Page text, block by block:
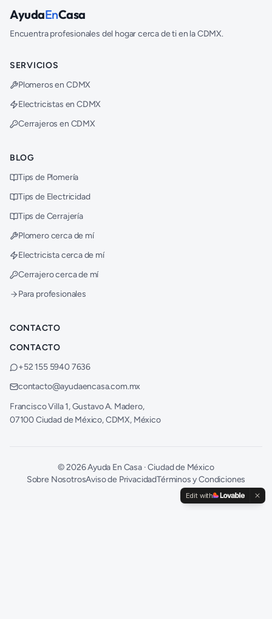
AyudaEnCasa
Encuentra profesionales del hogar cerca de ti en la CDMX.
SERVICIOS
Plomeros en CDMX
Electricistas en CDMX
Cerrajeros en CDMX
BLOG
Tips de Plomería
Tips de Electricidad
Tips de Cerrajería
Plomero cerca de mí
Electricista cerca de mí
Cerrajero cerca de mí
Para profesionales
CONTACTO
CONTACTO
+52 155 5940 7636
contacto@ayudaencasa.com.mx
Francisco Villa 1, Gustavo A. Madero,
07100 Ciudad de México, CDMX, México
©2026Ayuda En Casa · Ciudad de México
Sobre NosotrosAviso de PrivacidadTérminos y Condiciones
Edit with